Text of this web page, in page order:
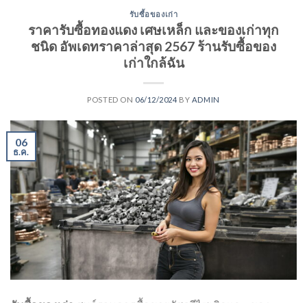
รับซื้อของเก่า
ราคารับซื้อทองแดง เศษเหล็ก และของเก่าทุก
ชนิด อัพเดทราคาล่าสุด 2567 ร้านรับซื้อของ
เก่าใกล้ฉัน
POSTED ON 06/12/2024 BY ADMIN
06
ธ.ค.